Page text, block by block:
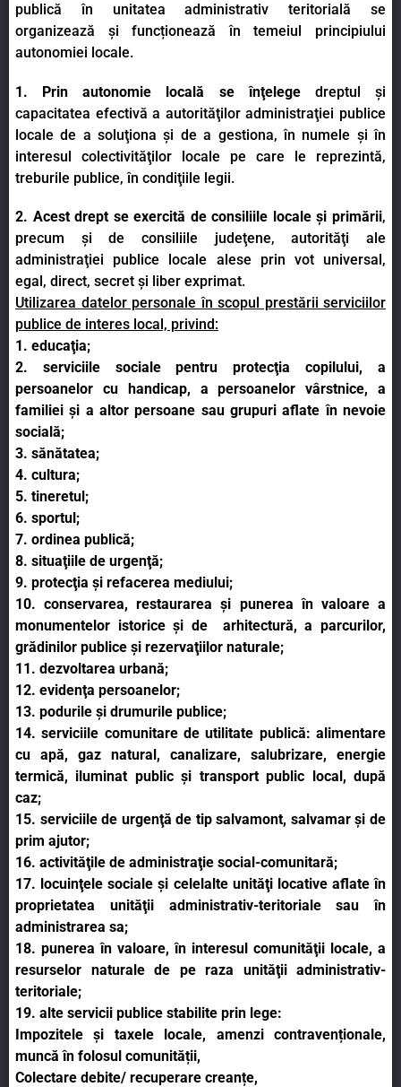
publică în unitatea administrativ teritorială se
organizează și funcționează în temeiul principiului
autonomiei locale.
1. Prin autonomie locală se înţelegedreptul şi
capacitatea efectivă a autorităţilor administraţiei publice
locale de a soluţiona şi de a gestiona, în numele şi în
interesul colectivităţilor locale pe care le reprezintă,
treburile publice, în condiţiile legii.
2. Acest drept se exercită de consiliile locale şi primării,
precum şi de consiliile judeţene, autorităţi ale
administraţiei publice locale alese prin vot universal,
egal, direct, secret şi liber exprimat.
Utilizarea datelor personale în scopul prestării serviciilor
publice de interes local, privind:
1. educaţia;
2. serviciile sociale pentru protecţia copilului, a
persoanelor cu handicap, a persoanelor vârstnice, a
familiei şi a altor persoane sau grupuri aflate în nevoie
socială;
3. sănătatea;
4. cultura;
5. tineretul;
6. sportul;
7. ordinea publică;
8. situaţiile de urgenţă;
9. protecţia şi refacerea mediului;
10. conservarea, restaurarea şi punerea în valoare a
monumentelor istorice şi de arhitectură, a parcurilor,
grădinilor publice şi rezervaţiilor naturale;
11. dezvoltarea urbană;
12. evidenţa persoanelor;
13. podurile şi drumurile publice;
14. serviciile comunitare de utilitate publică: alimentare
cu apă, gaz natural, canalizare, salubrizare, energie
termică, iluminat public şi transport public local, după
caz;
15. serviciile de urgenţă de tip salvamont, salvamar şi de
prim ajutor;
16. activităţile de administraţie social-comunitară;
17. locuinţele sociale şi celelalte unităţi locative aflate în
proprietatea unităţii administrativ-teritoriale sau în
administrarea sa;
18. punerea în valoare, în interesul comunităţii locale, a
resurselor naturale de pe raza unităţii administrativ-
teritoriale;
19. alte servicii publice stabilite prin lege:
Impozitele și taxele locale, amenzi contravenționale,
muncă în folosul comunității,
Colectare debite/ recuperare creanțe,